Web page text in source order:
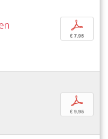
p
€ 7,95
p
€ 9,95